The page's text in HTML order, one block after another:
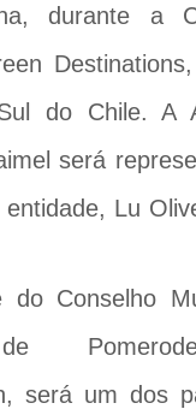
durante a
do Chile. A
será
Lu
do Conselho
será um dos